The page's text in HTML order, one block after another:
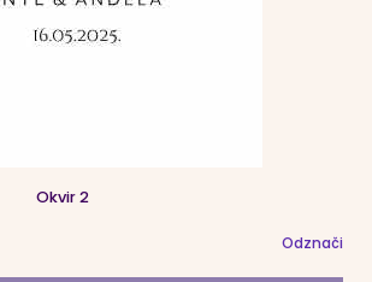
Okvir 2
Odznači